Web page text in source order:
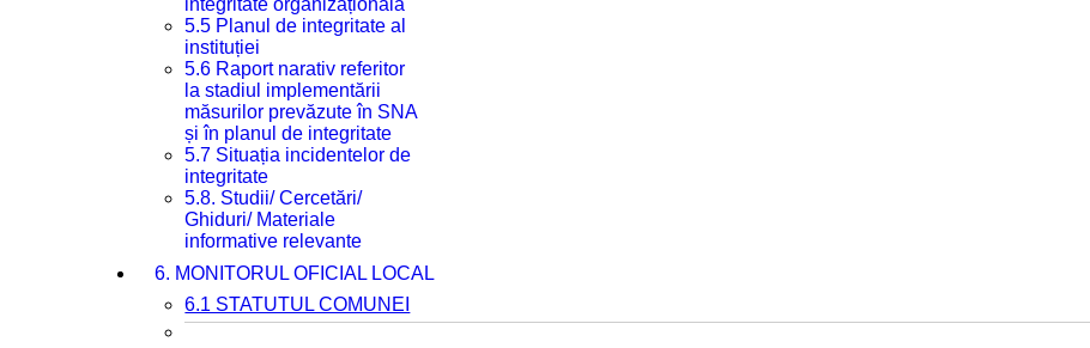
integritate organizațională
5.5 Planul de integritate al
instituției
5.6 Raport narativ referitor
la stadiul implementării
măsurilor prevăzute în SNA
și în planul de integritate
5.7 Situația incidentelor de
integritate
5.8. Studii/ Cercetări/
Ghiduri/ Materiale
informative relevante
6. MONITORUL OFICIAL LOCAL
6.1 STATUTUL COMUNEI